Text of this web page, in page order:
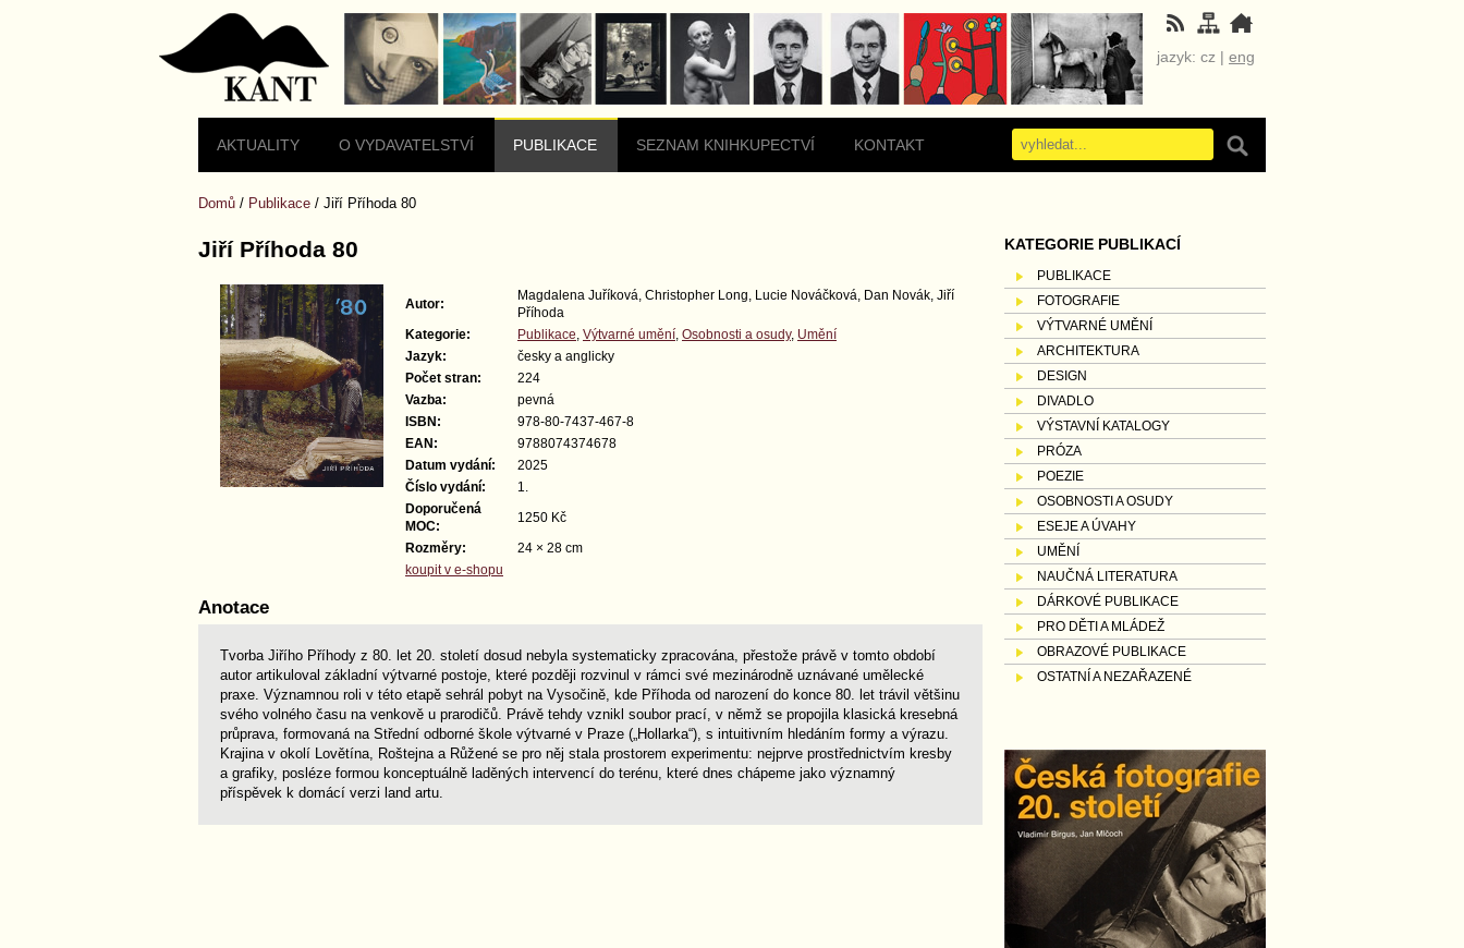
domů
Mapa
stránek
AKTUALITY O VYDAVATELSTVÍ PUBLIKACE SEZNAM KNIHKUPECTVÍ KONTAKT
jazyk: cz | eng
Domů / Publikace / Jiří Příhoda 80
Jiří Příhoda 80
Autor:
Magdalena Juříková, Christopher Long, Lucie Nováčková, Dan Novák, Jiří
Příhoda
Kategorie:
Publikace, Výtvarné umění, Osobnosti a osudy, Umění
Jazyk:
česky a anglicky
Počet stran:
224
Vazba:
pevná
ISBN:
978-80-7437-467-8
EAN:
9788074374678
Datum vydání:
2025
Číslo vydání:
1.
Doporučená
MOC:
1250 Kč
Rozměry:
24 × 28 cm
koupit v e-shopu
Anotace
Tvorba Jiřího Příhody z 80. let 20. století dosud nebyla systematicky zpracována, přestože právě v tomto období
autor artikuloval základní výtvarné postoje, které později rozvinul v rámci své mezinárodně uznávané umělecké
praxe. Významnou roli v této etapě sehrál pobyt na Vysočině, kde Příhoda od narození do konce 80. let trávil většinu
svého volného času na venkově u prarodičů. Právě tehdy vznikl soubor prací, v němž se propojila klasická kresebná
průprava, formovaná na Střední odborné škole výtvarné v Praze („Hollarka“), s intuitivním hledáním formy a výrazu.
Krajina v okolí Lovětína, Roštejna a Růžené se pro něj stala prostorem experimentu: nejprve prostřednictvím kresby
a grafiky, posléze formou konceptuálně laděných intervencí do terénu, které dnes chápeme jako významný
příspěvek k domácí verzi land artu.
KATEGORIE PUBLIKACÍ
PUBLIKACE
FOTOGRAFIE
VÝTVARNÉ UMĚNÍ
ARCHITEKTURA
DESIGN
DIVADLO
VÝSTAVNÍ KATALOGY
PRÓZA
POEZIE
OSOBNOSTI A OSUDY
ESEJE A ÚVAHY
UMĚNÍ
NAUČNÁ LITERATURA
DÁRKOVÉ PUBLIKACE
PRO DĚTI A MLÁDEŽ
OBRAZOVÉ PUBLIKACE
OSTATNÍ A NEZAŘAZENÉ